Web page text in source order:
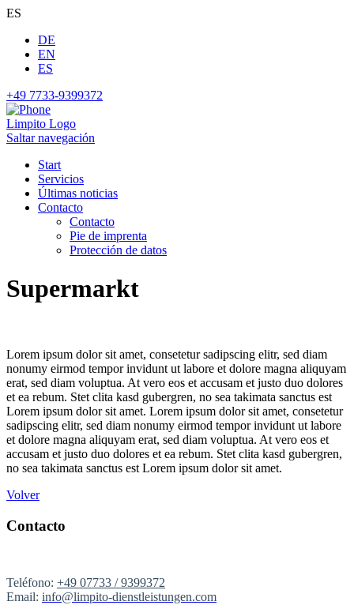
ES
DE
EN
ES
+49 7733-9399372
Limpito Logo
Saltar navegación
Start
Servicios
Últimas noticias
Contacto
Contacto
Pie de imprenta
Protección de datos
Supermarkt
Lorem ipsum dolor sit amet, consetetur sadipscing elitr, sed diam
nonumy eirmod tempor invidunt ut labore et dolore magna aliquyam
erat, sed diam voluptua. At vero eos et accusam et justo duo dolores
et ea rebum. Stet clita kasd gubergren, no sea takimata sanctus est
Lorem ipsum dolor sit amet. Lorem ipsum dolor sit amet, consetetur
sadipscing elitr, sed diam nonumy eirmod tempor invidunt ut labore
et dolore magna aliquyam erat, sed diam voluptua. At vero eos et
accusam et justo duo dolores et ea rebum. Stet clita kasd gubergren,
no sea takimata sanctus est Lorem ipsum dolor sit amet.
Volver
Contacto
Teléfono: +49 07733 / 9399372
Email: info@limpito-dienstleistungen.com